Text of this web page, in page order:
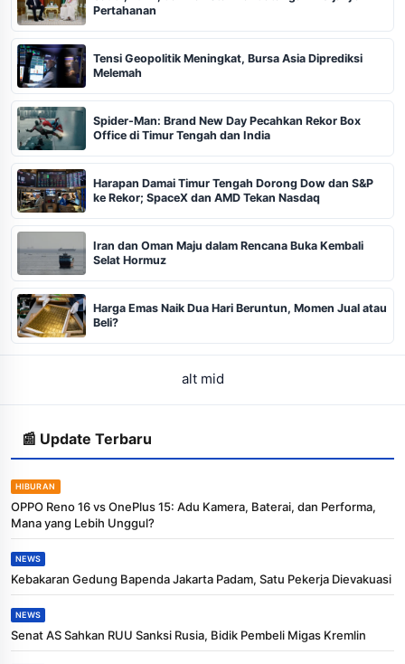
Pertahanan
Tensi Geopolitik Meningkat, Bursa Asia Diprediksi
Melemah
Spider-Man: Brand New Day Pecahkan Rekor Box
Office di Timur Tengah dan India
Harapan Damai Timur Tengah Dorong Dow dan S&P
ke Rekor; SpaceX dan AMD Tekan Nasdaq
Iran dan Oman Maju dalam Rencana Buka Kembali
Selat Hormuz
Harga Emas Naik Dua Hari Beruntun, Momen Jual atau
Beli?
alt mid
📰 Update Terbaru
HIBURAN
OPPO Reno 16 vs OnePlus 15: Adu Kamera, Baterai, dan Performa,
Mana yang Lebih Unggul?
NEWS
Kebakaran Gedung Bapenda Jakarta Padam, Satu Pekerja Dievakuasi
NEWS
Senat AS Sahkan RUU Sanksi Rusia, Bidik Pembeli Migas Kremlin